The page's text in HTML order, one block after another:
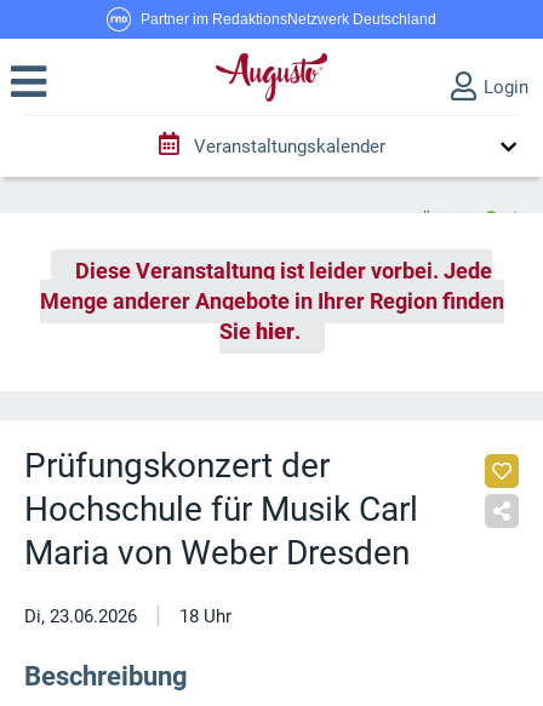
Partner im RedaktionsNetzwerk Deutschland
Login
Veranstaltungskalender
Diese Veranstaltung ist leider vorbei. Jede
Menge anderer Angebote in Ihrer Region finden
Sie hier.
Prüfungskonzert der
Hochschule für Musik Carl
Maria von Weber Dresden
Di, 23.06.2026 | 18 Uhr
Beschreibung